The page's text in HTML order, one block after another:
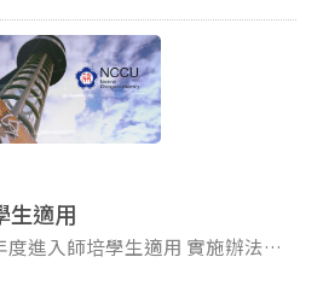
請見附件)《實地學習機構單位有
用手冊登記。 認證時數：
補救教學、課業輔導或服務學
。詳細規定請詳參實地學習實施
生適用
師培學生適用 實施辦法：
見附件) 102.11.25修訂 時數